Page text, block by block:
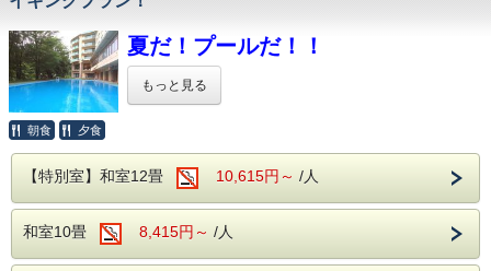
夏だ！プールだ！！
大自然の中でプールで遊ぼう！
お子様の思い出作りに、暑さをしのぐにはプールが一番！
当館のプールは25mの広さがありますのでひろびろ快適！
パパもママも一緒にいかがですか？
酷暑には縁遠い地域ですので、
さわやかにお過ごしいただけます！
都会の喧騒から離れ、ご家族皆さんでお越しください！
もっと見る
朝食 夕食
【特別室】和室12畳 10,615円～ /人
和室10畳 8,415円～ /人